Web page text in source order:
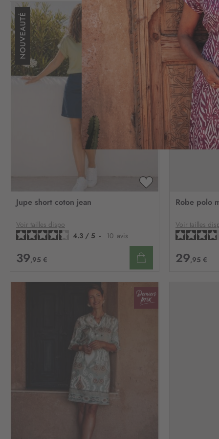
AJOUTER
D’ENVIE
Jupe short coton jean
Voir tailles dispo
4.3 / 5 - 10 avis
39,95 €
Robe polo
Voir tailles
29,95 €